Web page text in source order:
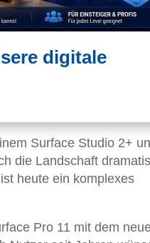
digitale
Surface Studio 2+
die Landschaft
heute ein komplexes
Pro 11 mit dem